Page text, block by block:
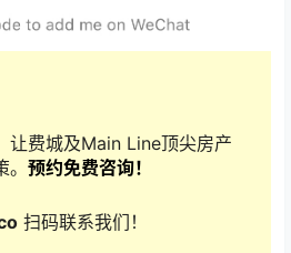
让费城及Main Line顶尖房产
预约免费咨询！
扫码联系我们！